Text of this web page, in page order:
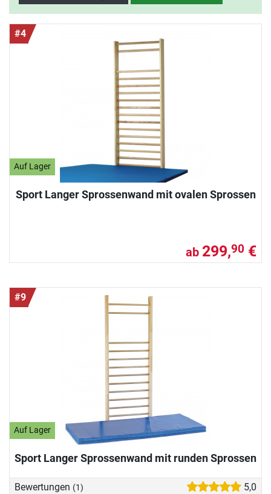
#4
Auf Lager
Sport Langer Sprossenwand mit ovalen Sprossen
ab 299,90 €
#9
Auf Lager
Sport Langer Sprossenwand mit runden Sprossen
Bewertungen (1) 5,0